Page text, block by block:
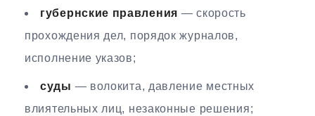
губернские правления — скорость
прохождения дел, порядок журналов,
исполнение указов;
суды — волокита, давление местных
влиятельных лиц, незаконные решения;